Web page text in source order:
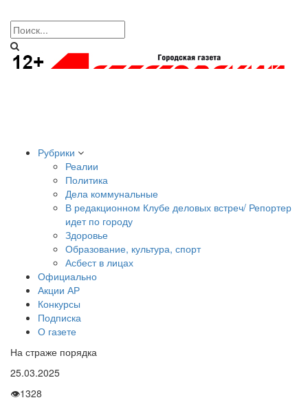
Рубрики
Реалии
Политика
Дела коммунальные
В редакционном Клубе деловых встреч/ Репортер
идет по городу
Здоровье
Образование, культура, спорт
Асбест в лицах
Официально
Акции АР
Конкурсы
Подписка
О газете
На страже порядка
25.03.2025
👁1328